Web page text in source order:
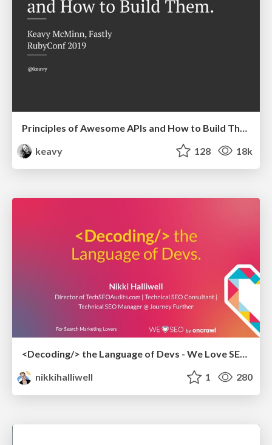
keavy
128 18k
<Decoding/> the Language of Devs - We Love SEO 2024
nikkihalliwell
1 280